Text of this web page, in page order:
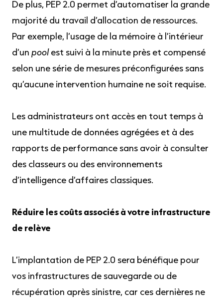
De plus, PEP 2.0 permet d’automatiser la grande
majorité du travail d’allocation de ressources.
Par exemple, l’usage de la mémoire à l’intérieur
d’un poolest suivi à la minute près et compensé
selon une série de mesures préconfigurées sans
qu’aucune intervention humaine ne soit requise.
Les administrateurs ont accès en tout temps à
une multitude de données agrégées et à des
rapports de performance sans avoir à consulter
des classeurs ou des environnements
d’intelligence d’affaires classiques.
Réduire les coûts associés à votre infrastructure
de relève
L’implantation de PEP 2.0 sera bénéfique pour
vos infrastructures de sauvegarde ou de
récupération après sinistre, car ces dernières ne